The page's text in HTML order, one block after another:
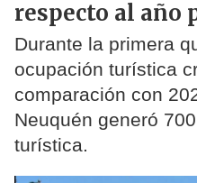
respecto al año
Durante la primera
ocupación turística
comparación con
Neuquén generó
turística.